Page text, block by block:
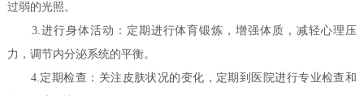
过弱的光照。
3.进行身体活动：定期进行体育锻炼，增强体质，减轻心理压
力，调节内分泌系统的平衡。
4.定期检查：关注皮肤状况的变化，定期到医院进行专业检查和